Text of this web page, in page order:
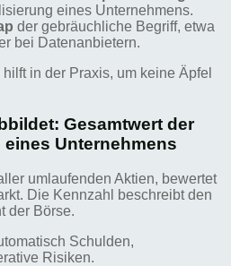
eines Unternehmens.
der gebräuchliche Begriff, etwa
bei Datenanbietern.
in der Praxis, um keine Äpfel
Gesamtwert der
Unternehmens
umlaufenden Aktien, bewertet
Die Kennzahl beschreibt den
der Börse.
Schulden,
Risiken.